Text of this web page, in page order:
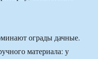
ограды дачные.
материала: у